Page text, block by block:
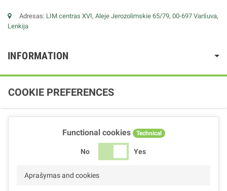
Adresas: LIM centras XVI, Aleje Jerozolimskie 65/79, 00-697 Varšuva,
Lenkija
INFORMATION
COOKIE PREFERENCES
Functional cookies Technical
No Yes
Aprašymas and cookies